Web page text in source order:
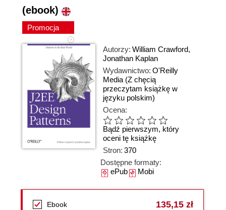
(ebook)
Promocja
Autorzy: William Crawford,
Jonathan Kaplan
Wydawnictwo: O'Reilly
Media (Z chęcią
przeczytam książkę w
języku polskim)
Ocena:
Bądź pierwszym, który
oceni tę książkę
Stron: 370
Dostępne formaty:
ePubMobi
Ebook 135,15 zł